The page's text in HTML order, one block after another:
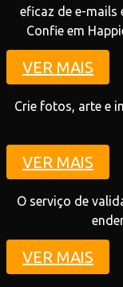
eficaz de e-mails
Confie em
VER MAIS
Crie fotos, arte e
VER MAIS
O serviço de
VER MAIS